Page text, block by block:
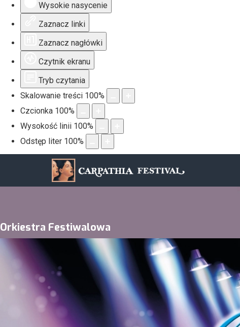
Wysokie nasycenie
Zaznacz linki
Zaznacz nagłówki
Czytnik ekranu
Tryb czytania
Skalowanie treści 100%
Czcionka 100%
Wysokość linii 100%
Odstęp liter 100%
Orkiestra Festiwalowa